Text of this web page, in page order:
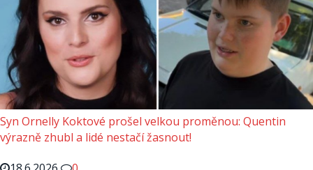
Syn Ornelly Koktové prošel velkou proměnou: Quentin
výrazně zhubl a lidé nestačí žasnout!